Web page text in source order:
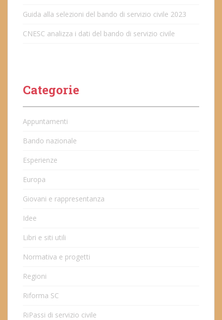
Guida alla selezioni del bando di servizio civile 2023
CNESC analizza i dati del bando di servizio civile
Categorie
Appuntamenti
Bando nazionale
Esperienze
Europa
Giovani e rappresentanza
Idee
Libri e siti utili
Normativa e progetti
Regioni
Riforma SC
RiPassi di servizio civile